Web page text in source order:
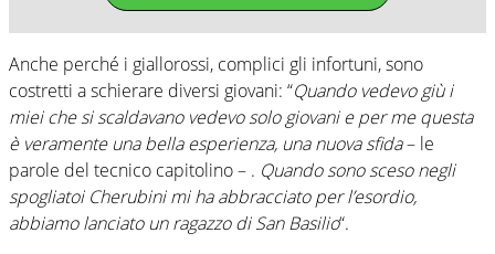
Anche perché i giallorossi, complici gli infortuni, sono
costretti a schierare diversi giovani: “Quando vedevo giù i
miei che si scaldavano vedevo solo giovani e per me questa
è veramente una bella esperienza, una nuova sfida– le
parole del tecnico capitolino – . Quando sono sceso negli
spogliatoi Cherubini mi ha abbracciato per l’esordio,
abbiamo lanciato un ragazzo di San Basilio“.